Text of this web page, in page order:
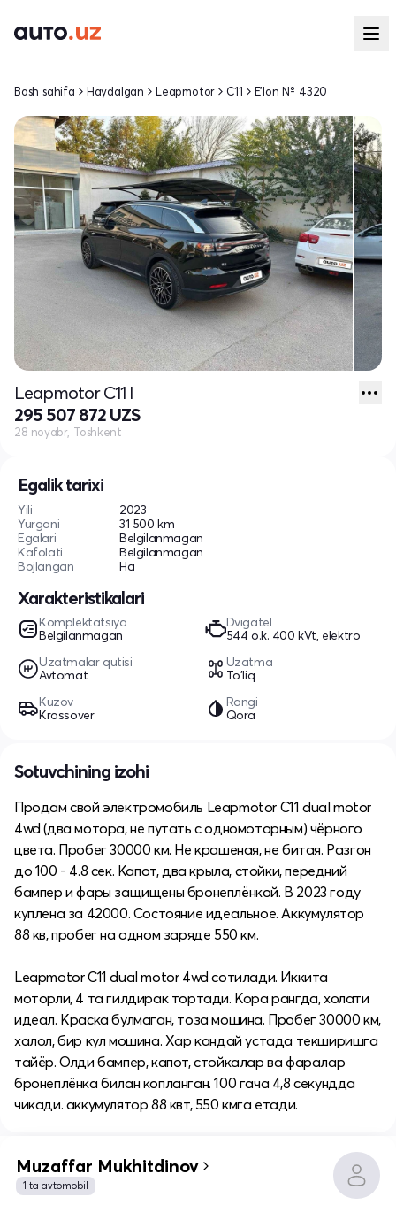
Egalik tarixi
Yili
2023
Yurgani
31 500 km
Egalari
Belgilanmagan
Kafolati
Belgilanmagan
Bojlangan
Ha
Xarakteristikalari
Komplektatsiya
Belgilanmagan
Dvigatel
544 o.k. 400 kVt, elektro
Uzatmalar qutisi
Avtomat
Uzatma
To'liq
Kuzov
Krossover
Rangi
Qora
Bosh sahifa Haydalgan Leapmotor C11 E'lon № 4320
Leapmotor C11 I
295 507 872 UZS
28 noyabr, Toshkent
Sotuvchining izohi
Продам свой электромобиль Leapmotor C11 dual motor
4wd (два мотора, не путать с одномоторным) чёрного
цвета. Пробег 30000 км. Не крашеная, не битая. Разгон
до 100 - 4.8 сек. Капот, два крыла, стойки, передний
бампер и фары защищены бронеплёнкой. В 2023 году
куплена за 42000. Состояние идеальное. Аккумулятор
88 кв, пробег на одном заряде 550 км.
Leapmotor C11 dual motor 4wd сотилади. Иккита
моторли, 4 та гилдирак тортади. Кора рангда, холати
идеал. Краска булмаган, тоза мошина. Пробег 30000 км,
халол, бир кул мошина. Хар кандай устада текширишга
тайёр. Олди бампер, капот, стойкалар ва фаралар
бронеплёнка билан копланган. 100 гача 4,8 секундда
чикади. аккумулятор 88 квт, 550 кмга етади.
Muzaffar Mukhitdinov
1 ta avtomobil